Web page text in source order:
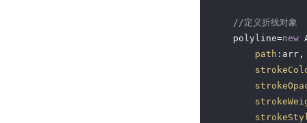
//定义折线对象
    polyline=
new
path